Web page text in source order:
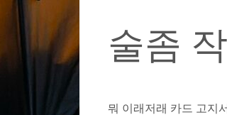
술좀
뭐 이래저래 카드 고지